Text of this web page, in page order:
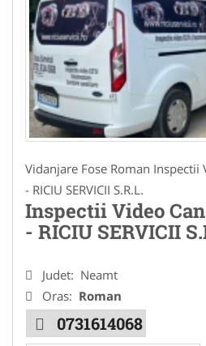
Vidanjare Fose Roman Inspectii
- RICIU SERVICII S.R.L.
Inspectii Video
- RICIU SERVICII
Judet: Neamt
Oras: Roman
0731614068